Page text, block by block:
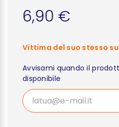
6,90 €
Vittima del suo stesso
Avvisami quando il
disponibile